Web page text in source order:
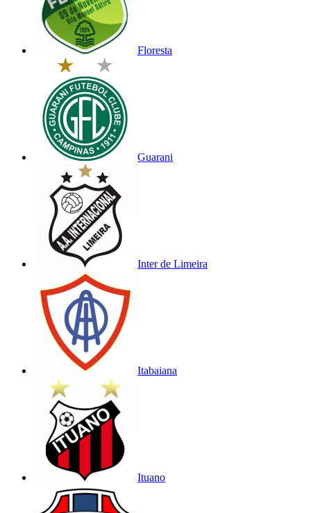
Floresta
Guarani
Inter de Limeira
Itabaiana
Ituano